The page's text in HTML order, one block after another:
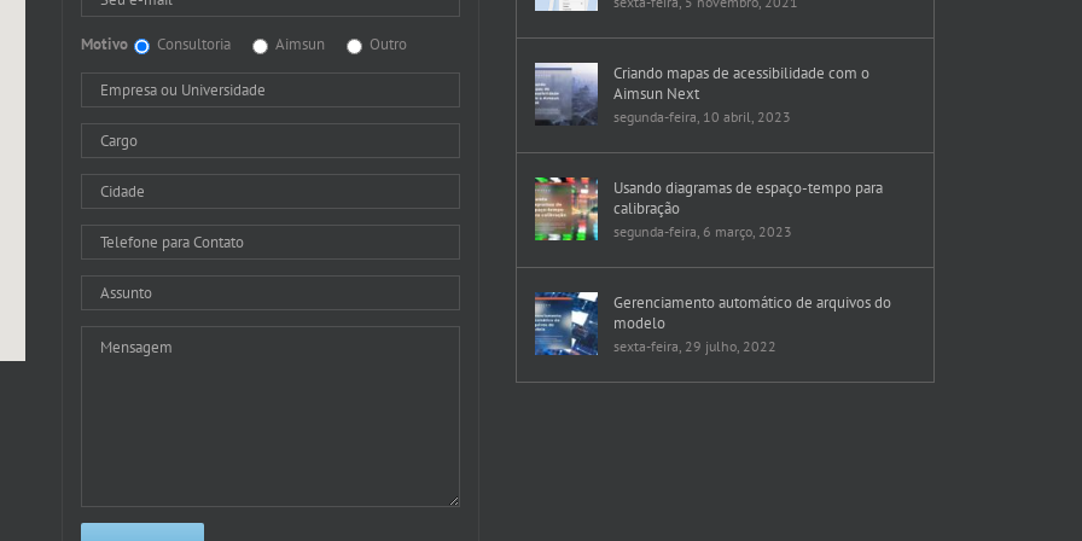
Motivo Consultoria Aimsun Outro
Criando mapas de acessibilidade com o
Aimsun Next
segunda-feira, 10 abril, 2023
Usando diagramas de espaço-tempo para
calibração
segunda-feira, 6 março, 2023
Gerenciamento automático de arquivos do
modelo
sexta-feira, 29 julho, 2022